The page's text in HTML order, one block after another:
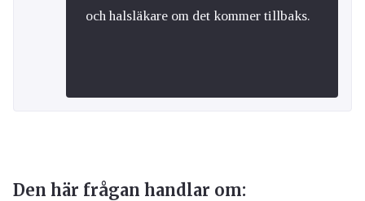
och halsläkare om det kommer tillbaks.
Den här frågan handlar om: